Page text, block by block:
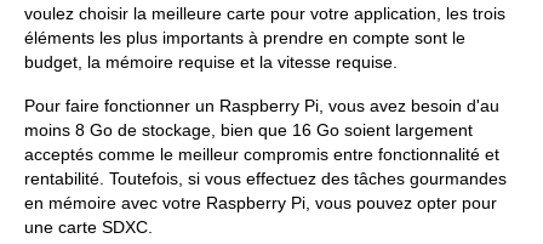
voulez choisir la meilleure carte pour votre application, les trois
éléments les plus importants à prendre en compte sont le
budget, la mémoire requise et la vitesse requise.
Pour faire fonctionner un Raspberry Pi, vous avez besoin d'au
moins 8 Go de stockage, bien que 16 Go soient largement
acceptés comme le meilleur compromis entre fonctionnalité et
rentabilité. Toutefois, si vous effectuez des tâches gourmandes
en mémoire avec votre Raspberry Pi, vous pouvez opter pour
une carte SDXC.